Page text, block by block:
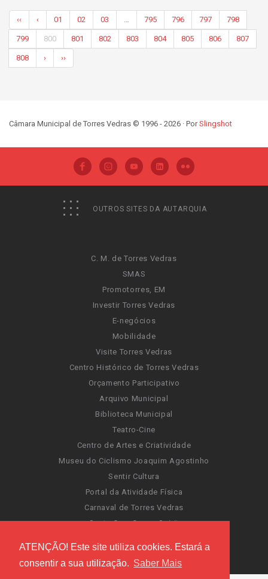
ATENÇÃO! Este site utiliza cookies. Estará a
consentir a sua utilização. Saber Mais
‹‹ ‹ 01 02 03 795 796 797 798
799 800 801 802 803 804 805 806 807
808 › ››
Câmara Municipal de Torres Vedras © 1996 - 2026 · PorSlingshot
OUTROS SITES DA AUTARQUIA
C. M. de Torres Vedras
SMAS
Promotorres, EM
Investir Torres Vedras
E-negócios
Mobilidade
Visite Torres Vedras
Centro Histórico de Torres Vedras
Orçamento Participativo
Arquivo Municipal
Biblioteca Municipal
Teatro-Cine
Centro de Artes e Criatividade
Museu do Ciclismo Joaquim Agostinho
Sentir Cultura
Portal da Atividade Física
Carnaval de Torres Vedras
Santa Cruz Ocean Spirit